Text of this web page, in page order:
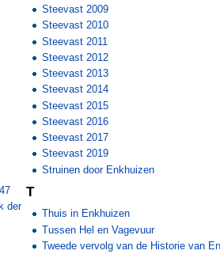
der
Steevast 2009
Steevast 2010
Steevast 2011
Steevast 2012
Steevast 2013
Steevast 2014
Steevast 2015
Steevast 2016
Steevast 2017
Steevast 2019
Struinen door Enkhuizen
T
Thuis in Enkhuizen
Tussen Hel en Vagevuur
Tweede vervolg van de Historie van